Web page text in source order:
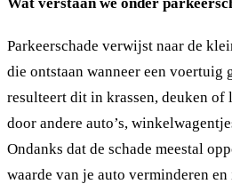
Parkeerschade verwijst naar de
die ontstaan wanneer een voertuig
resulteert dit in krassen, deuken of
door andere auto’s,
Ondanks dat de schade meestal
waarde van je auto verminderen